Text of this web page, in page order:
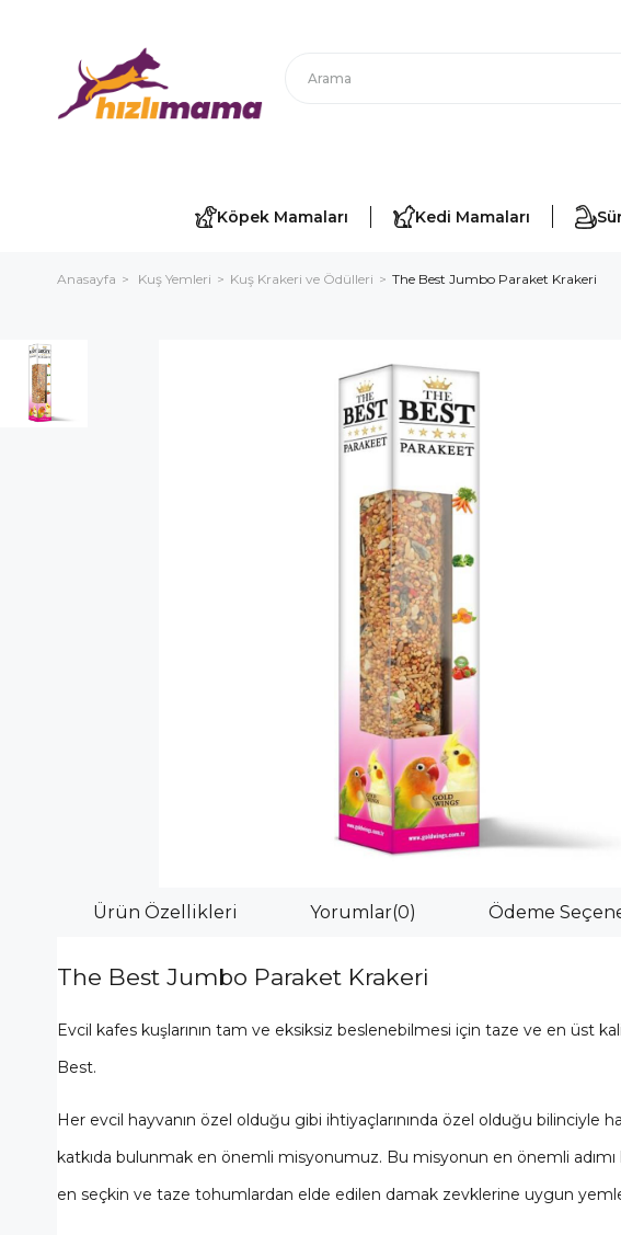
Köpek Mamaları Kedi Mamaları
Anasayfa Kuş Yemleri Kuş Krakeri ve Ödülleri The Best Jumbo Paraket Krakeri
Ürün Özellikleri Yorumlar(0) Ödeme
The Best Jumbo Paraket Krakeri
Evcil kafes kuşlarının tam ve eksiksiz beslenebilmesi için taze ve en üst
Best.
Her evcil hayvanın özel olduğu gibi ihtiyaçlarınında özel olduğu bilinciyle
katkıda bulunmak en önemli misyonumuz. Bu misyonun en önemli adımı
en seçkin ve taze tohumlardan elde edilen damak zevklerine uygun